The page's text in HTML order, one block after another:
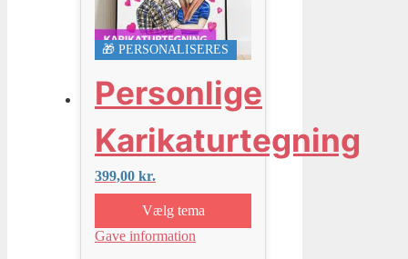
🎁 PERSONALISERES
Personlige
Karikaturtegning
399,00 kr.
Vælg tema
Gave information